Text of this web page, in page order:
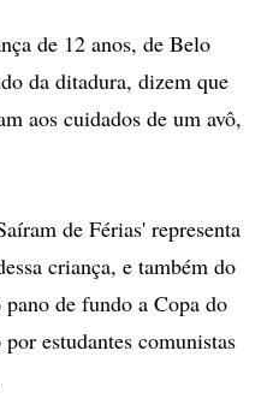
de 12 anos, de Belo
da ditadura, dizem que
aos cuidados de um avô,
de Férias' representa
criança, e também do
de fundo a Copa do
estudantes comunistas